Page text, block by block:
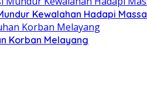
Kewalahan Hadapi Massa
Korban Melayang